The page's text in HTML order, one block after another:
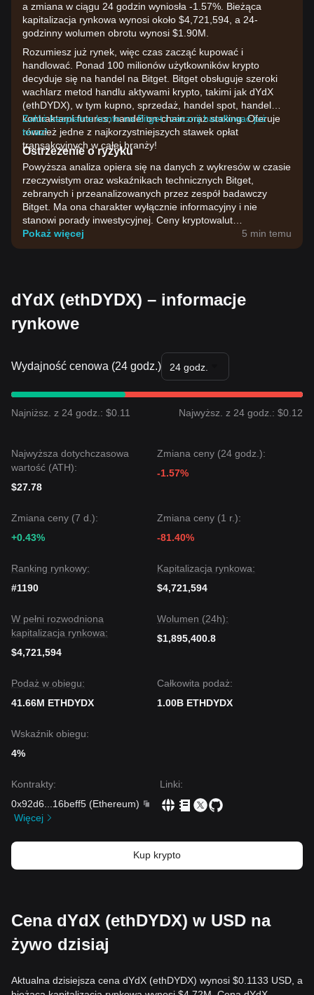
a zmiana w ciągu 24 godzin wyniosła -1.57%. Bieżąca
kapitalizacja rynkowa wynosi około $4,721,594, a 24-
godzinny wolumen obrotu wynosi $1.90M.
Rozumiesz już rynek, więc czas zacząć kupować i
handlować. Ponad 100 milionów użytkowników krypto
decyduje się na handel na Bitget. Bitget obsługuje szeroki
wachlarz metod handlu aktywami krypto, takimi jak dYdX
(ethDYDX), w tym kupno, sprzedaż, handel spot, handel
kontraktami futures, handel on-chain oraz staking. Oferuje
również jedne z najkorzystniejszych stawek opłat
transakcyjnych w całej branży!
Załóż bezpłatne konto na Bitget i zacznij handlować już
teraz!
Ostrzeżenie o ryzyku
Powyższa analiza opiera się na danych z wykresów w czasie
rzeczywistym oraz wskaźnikach technicznych Bitget,
zebranych i przeanalizowanych przez zespół badawczy
Bitget. Ma ona charakter wyłącznie informacyjny i nie
stanowi porady inwestycyjnej. Ceny kryptowalut
charakteryzują się dużą zmiennością. Podejmuj decyzje
inwestycyjne, biorąc pod uwagę własną tolerancję ryzyka.
Pokaż więcej 5 min temu
dYdX (ethDYDX) – informacje
rynkowe
Wydajność cenowa (24 godz.) 24 godz.
Najniższ. z 24 godz.: $0.11 Najwyższ. z 24 godz.: $0.12
Najwyższa dotychczasowa
wartość (ATH):
$27.78
Zmiana ceny (24 godz.):
-1.57%
Zmiana ceny (7 d.):
+0.43%
Zmiana ceny (1 r.):
-81.40%
Ranking rynkowy:
#1190
Kapitalizacja rynkowa:
$4,721,594
W pełni rozwodniona
kapitalizacja rynkowa:
$4,721,594
Wolumen (24h):
$1,895,400.8
Podaż w obiegu:
41.66M ETHDYDX
Całkowita podaż:
1.00B ETHDYDX
Wskaźnik obiegu:
4%
Kontrakty:
0x92d6
16beff5 (Ethereum)
Więcej
Linki:
Kup krypto
Cena dYdX (ethDYDX) w USD na
żywo dzisiaj
Aktualna dzisiejsza cena dYdX (ethDYDX) wynosi $0.1133 USD, a